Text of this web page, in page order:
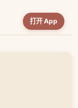
打开 App